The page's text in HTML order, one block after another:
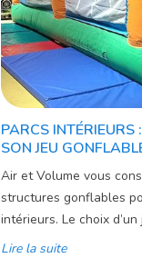
PARCS INTÉRIEURS
SON JEU
Air et Volume vous
structures gonflables
intérieurs. Le choix d’un
Lire la suite